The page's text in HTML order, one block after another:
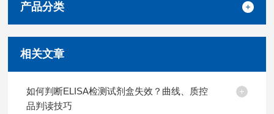
产品分类
相关文章
如何判断ELISA检测试剂盒失效？曲线、质控
品判读技巧